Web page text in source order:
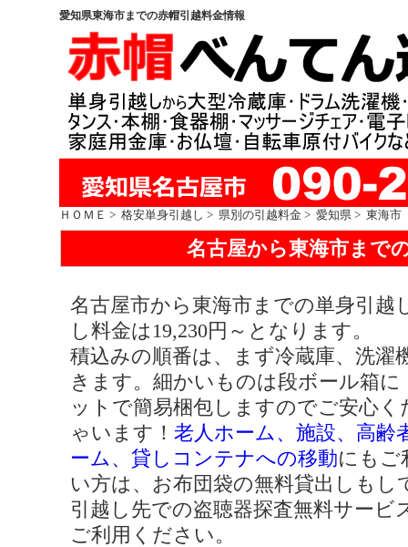
愛知県東海市までの赤帽引越料金情報
ＨＯＭＥ > 格安単身引越し > 県別の引越料金 > 愛知県 > 東海市
名古屋から東海市まで
名古屋市から東海市までの単身引越
し料金は19,230円～となります。
積込みの順番は、まず冷蔵庫、洗濯
きます。細かいものは段ボール箱
ットで簡易梱包しますのでご安心
ゃいます！ 老人ホーム、施設、高齢
ーム、貸しコンテナへの移動にもご
い方は、お布団袋の無料貸出しもし
引越し先での盗聴器探査無料サー
ご利用ください。